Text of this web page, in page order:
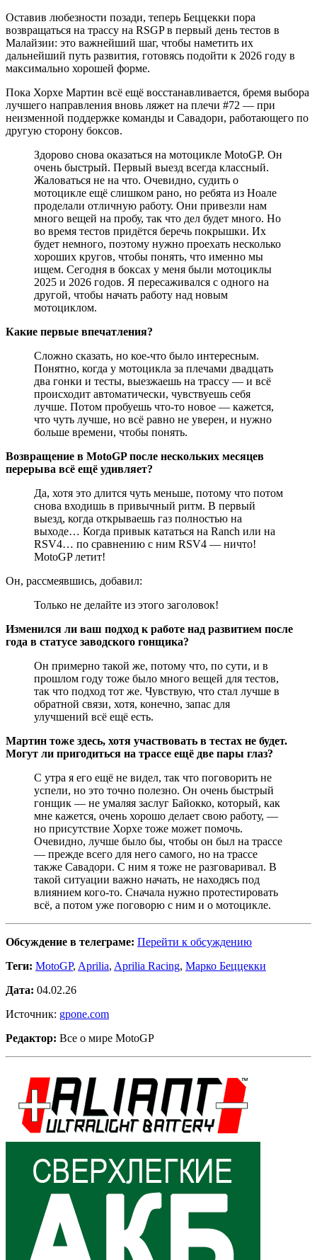
Оставив любезности позади, теперь Беццекки пора
возвращаться на трассу на RSGP в первый день тестов в
Малайзии: это важнейший шаг, чтобы наметить их
дальнейший путь развития, готовясь подойти к 2026 году в
максимально хорошей форме.
Пока Хорхе Мартин всё ещё восстанавливается, бремя выбора
лучшего направления вновь ляжет на плечи #72 — при
неизменной поддержке команды и Савадори, работающего по
другую сторону боксов.
Здорово снова оказаться на мотоцикле MotoGP. Он
очень быстрый. Первый выезд всегда классный.
Жаловаться не на что. Очевидно, судить о
мотоцикле ещё слишком рано, но ребята из Ноале
проделали отличную работу. Они привезли нам
много вещей на пробу, так что дел будет много. Но
во время тестов придётся беречь покрышки. Их
будет немного, поэтому нужно проехать несколько
хороших кругов, чтобы понять, что именно мы
ищем. Сегодня в боксах у меня были мотоциклы
2025 и 2026 годов. Я пересаживался с одного на
другой, чтобы начать работу над новым
мотоциклом.
Какие первые впечатления?
Сложно сказать, но кое-что было интересным.
Понятно, когда у мотоцикла за плечами двадцать
два гонки и тесты, выезжаешь на трассу — и всё
происходит автоматически, чувствуешь себя
лучше. Потом пробуешь что-то новое — кажется,
что чуть лучше, но всё равно не уверен, и нужно
больше времени, чтобы понять.
Возвращение в MotoGP после нескольких месяцев
перерыва всё ещё удивляет?
Да, хотя это длится чуть меньше, потому что потом
снова входишь в привычный ритм. В первый
выезд, когда открываешь газ полностью на
выходе… Когда привык кататься на Ranch или на
RSV4… по сравнению с ним RSV4 — ничто!
MotoGP летит!
Он, рассмеявшись, добавил:
Только не делайте из этого заголовок!
Изменился ли ваш подход к работе над развитием после
года в статусе заводского гонщика?
Он примерно такой же, потому что, по сути, и в
прошлом году тоже было много вещей для тестов,
так что подход тот же. Чувствую, что стал лучше в
обратной связи, хотя, конечно, запас для
улучшений всё ещё есть.
Мартин тоже здесь, хотя участвовать в тестах не будет.
Могут ли пригодиться на трассе ещё две пары глаз?
С утра я его ещё не видел, так что поговорить не
успели, но это точно полезно. Он очень быстрый
гонщик — не умаляя заслуг Байокко, который, как
мне кажется, очень хорошо делает свою работу, —
но присутствие Хорхе тоже может помочь.
Очевидно, лучше было бы, чтобы он был на трассе
— прежде всего для него самого, но на трассе
также Савадори. С ним я тоже не разговаривал. В
такой ситуации важно начать, не находясь под
влиянием кого-то. Сначала нужно протестировать
всё, а потом уже поговорю с ним и о мотоцикле.
Обсуждение в телеграме: Перейти к обсуждению
Теги: MotoGP, Aprilia, Aprilia Racing, Марко Беццекки
Дата: 04.02.26
Источник: gpone.com
Редактор: Все о мире MotoGP